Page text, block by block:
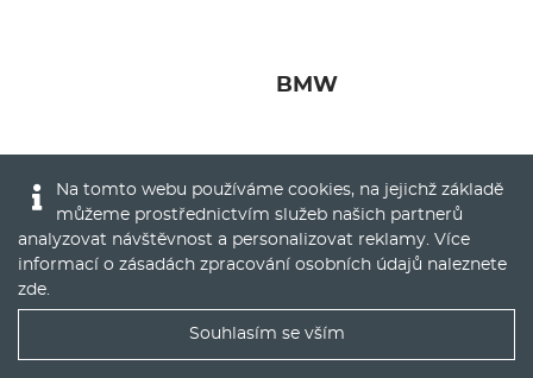
BMW
© 2016 - 2022Global Vision a.s.|Nastavení cookies
Publis CMS Framework
Na tomto webu používáme cookies, na jejichž základě
můžeme prostřednictvím služeb našich partnerů
analyzovat návštěvnost a personalizovat reklamy. Více
informací o zásadách zpracování osobních údajů naleznete
zde.
Souhlasím se vším
Nejlepší nabídky operáku do Vašeho emailu